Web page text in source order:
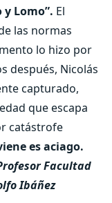
Lomo”. El
las normas
lo hizo por
después, Nicolás
capturado,
que escapa
catástrofe
es aciago.
Facultad
Ibáñez